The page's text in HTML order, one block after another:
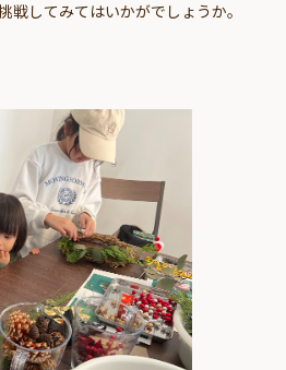
してみてはいかがでしょうか。